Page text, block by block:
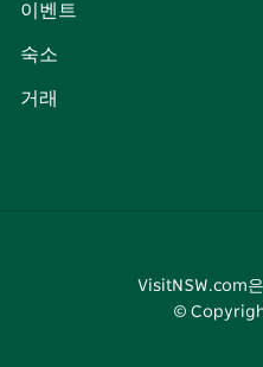
이벤트
숙소
거래
VisitNSW.com
©